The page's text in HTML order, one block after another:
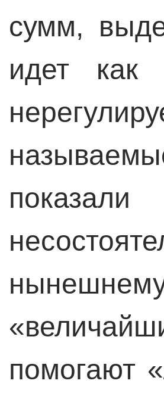
сумм,
идет как
помогают